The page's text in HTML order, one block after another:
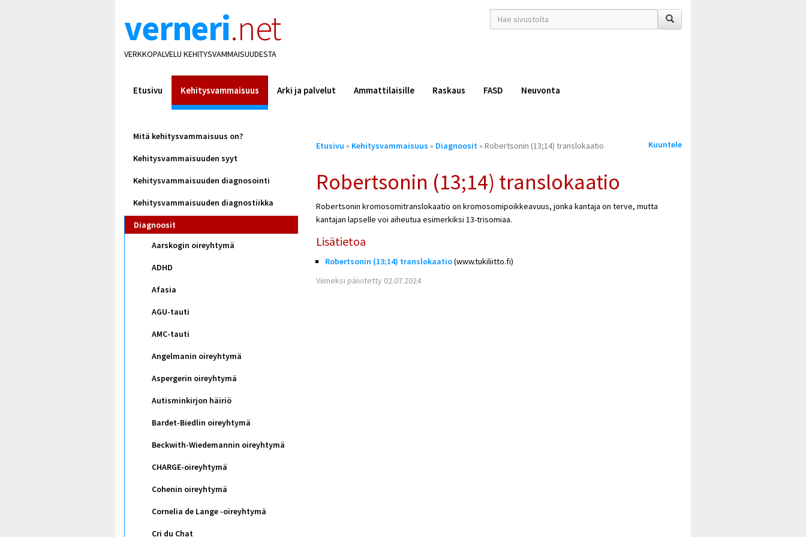
verneri.net
VERKKOPALVELU KEHITYSVAMMAISUUDESTA
hakusana(t)
*
Etusivu Kehitysvammaisuus Arki ja palvelut Ammattilaisille Raskaus FASD Neuvonta
Mitä kehitysvammaisuus on?
Kehitysvammaisuuden syyt
Kehitysvammaisuuden diagnosointi
Kehitysvammaisuuden diagnostiikka
Diagnoosit
Aarskogin oireyhtymä
ADHD
Afasia
AGU-tauti
AMC-tauti
Angelmanin oireyhtymä
Aspergerin oireyhtymä
Autisminkirjon häiriö
Bardet-Biedlin oireyhtymä
Beckwith-Wiedemannin oireyhtymä
CHARGE-oireyhtymä
Cohenin oireyhtymä
Cornelia de Lange -oireyhtymä
Cri du Chat
Olet
Etusivu » Kehitysvammaisuus » Diagnoosit » Robertsonin (13;14) translokaatio Kuuntele
Robertsonin (13;14) translokaatio
Robertsonin kromosomitranslokaatio on kromosomipoikkeavuus, jonka kantaja on terve, mutta
kantajan lapselle voi aiheutua esimerkiksi 13-trisomiaa.
Lisätietoa
Robertsonin (13;14) translokaatio(www.tukiliitto.fi)
Viimeksi päivitetty 02.07.2024